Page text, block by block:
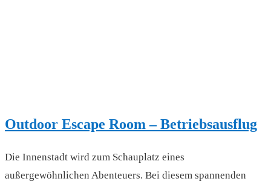
Outdoor Escape Room – Betriebsausflug
Die Innenstadt wird zum Schauplatz eines
außergewöhnlichen Abenteuers. Bei diesem spannenden